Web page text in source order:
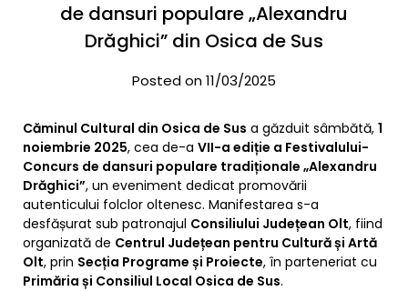
de dansuri populare „Alexandru
Drăghici” din Osica de Sus
Posted on 11/03/2025
Căminul Cultural din Osica de Sus a găzduit sâmbătă, 1
noiembrie 2025, cea de-a VII-a ediție a Festivalului-
Concurs de dansuri populare tradiționale „Alexandru
Drăghici”, un eveniment dedicat promovării
autenticului folclor oltenesc. Manifestarea s-a
desfășurat sub patronajul Consiliului Județean Olt, fiind
organizată de Centrul Județean pentru Cultură și Artă
Olt, prin Secția Programe și Proiecte, în parteneriat cu
Primăria și Consiliul Local Osica de Sus.